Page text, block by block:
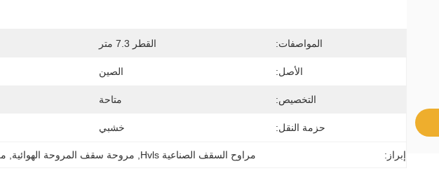
المواصفات: القطر 7.3 متر
الأصل: الصين
التخصيص: متاحة
حزمة النقل: خشبي
إبراز: مراوح السقف الصناعية Hvls مروحة سقف المروحة الهوائية